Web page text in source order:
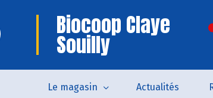
Biocoop Claye
Souilly
Le magasin Actualités